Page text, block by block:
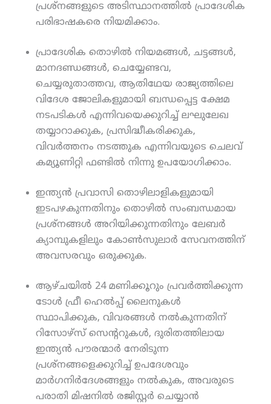
പ്രശ്‌നങ്ങളുടെ അടിസ്ഥാനത്തില്‍ പ്രാദേശിക
പരിഭാഷകരെ നിയമിക്കാം.
പ്രാദേശിക തൊഴില്‍ നിയമങ്ങള്‍, ചട്ടങ്ങള്‍,
മാനദണ്ഡങ്ങള്‍, ചെയ്യേണ്ടവ,
ചെയ്യരുതാത്തവ, ആതിഥേയ രാജ്യത്തിലെ
വിദേശ ജോലികളുമായി ബന്ധപ്പെട്ട ക്ഷേമ
നടപടികള്‍ എന്നിവയെക്കുറിച്ച് ലഘുലേഖ
തയ്യാറാക്കുക, പ്രസിദ്ധീകരിക്കുക,
വിവര്‍ത്തനം നടത്തുക എന്നിവയുടെ ചെലവ്
കമ്യൂണിറ്റി ഫണ്ടില്‍ നിന്നു ഉപയോഗിക്കാം.
ഇന്ത്യന്‍ പ്രവാസി തൊഴിലാളികളുമായി
ഇടപഴകുന്നതിനും തൊഴില്‍ സംബന്ധമായ
പ്രശ്‌നങ്ങള്‍ അറിയിക്കുന്നതിനും ലേബര്‍
ക്യാമ്പുകളിലും കോണ്‍സുലാര്‍ സേവനത്തിന്
അവസരവും ഒരുക്കുക.
ആഴ്ചയില്‍ 24 മണിക്കൂറും പ്രവര്‍ത്തിക്കുന്ന
ടോള്‍ ഫ്രീ ഹെല്‍പ്പ് ലൈനുകള്‍
സ്ഥാപിക്കുക, വിവരങ്ങള്‍ നല്‍കുന്നതിന്
റിസോഴ്‌സ് സെന്ററുകള്‍, ദുരിതത്തിലായ
ഇന്ത്യന്‍ പൗരന്മാര്‍ നേരിടുന്ന
പ്രശ്‌നങ്ങളെക്കുറിച്ച് ഉപദേശവും
മാര്‍ഗനിര്‍ദേശങ്ങളും നല്‍കുക, അവരുടെ
പരാതി മിഷനില്‍ രജിസ്റ്റര്‍ ചെയ്യാന്‍